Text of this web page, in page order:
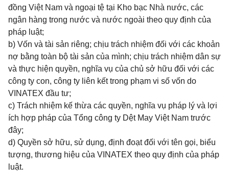
đồng Việt Nam và ngoại tệ tại Kho bạc Nhà nước, các
ngân hàng trong nước và nước ngoài theo quy định của
pháp luật;
b) Vốn và tài sản riêng; chịu trách nhiệm đối với các khoản
nợ bằng toàn bộ tài sản của mình; chịu trách nhiệm dân sự
và thực hiện quyền, nghĩa vụ của chủ sở hữu đối với các
công ty con, công ty liên kết trong phạm vi số vốn do
VINATEX đầu tư;
c) Trách nhiệm kế thừa các quyền, nghĩa vụ pháp lý và lợi
ích hợp pháp của Tổng công ty Dệt May Việt Nam trước
đây;
d) Quyền sở hữu, sử dụng, định đoạt đối với tên gọi, biểu
tượng, thương hiệu của VINATEX theo quy định của pháp
luật.